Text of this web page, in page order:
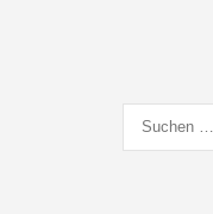
nach: